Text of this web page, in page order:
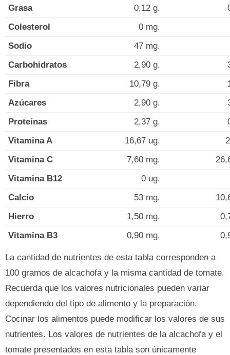
Grasa
0,12 g.
Colesterol
0 mg.
Sodio
47 mg.
Carbohidratos
2,90 g.
Fibra
10,79 g.
Azúcares
2,90 g.
Proteínas
2,37 g.
Vitamina A
16,67 ug.
Vitamina C
7,60 mg.
Vitamina B12
0 ug.
Calcio
53 mg.
Hierro
1,50 mg.
Vitamina B3
0,90 mg.
La cantidad de nutrientes de esta tabla corresponden a
100 gramos de alcachofa y la misma cantidad de tomate.
Recuerda que los valores nutricionales pueden variar
dependiendo del tipo de alimento y la preparación.
Cocinar los alimentos puede modificar los valores de sus
nutrientes. Los valores de nutrientes de la alcachofa y el
tomate presentados en esta tabla son únicamente